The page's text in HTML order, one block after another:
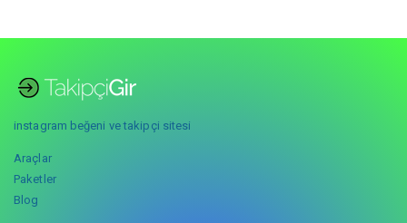
instagram beğeni ve takipçi sitesi
Araçlar
Paketler
Blog